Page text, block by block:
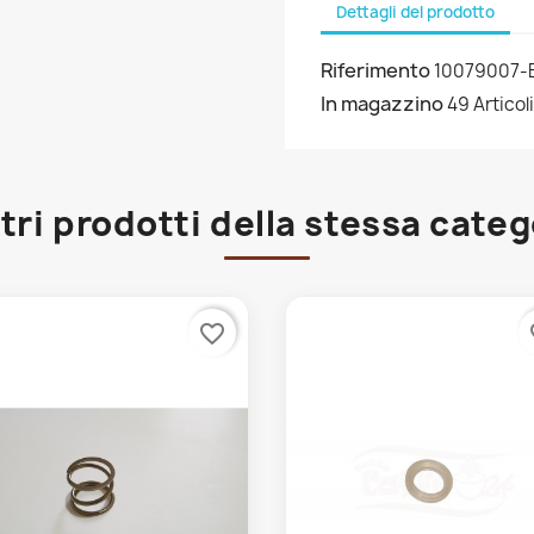
Dettagli del prodotto
Riferimento10079007-
In magazzino49 Articoli
prodotti della stessa
favorite_border